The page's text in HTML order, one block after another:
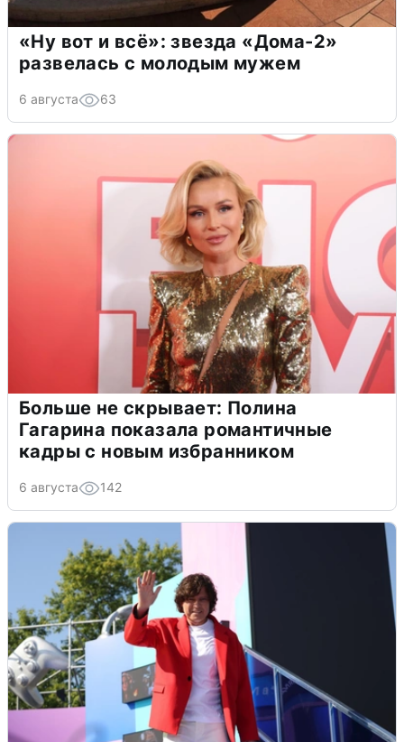
«Ну вот и всё»: звезда «Дома-2»
развелась с молодым мужем
6 августа 63
Больше не скрывает: Полина
Гагарина показала романтичные
кадры с новым избранником
6 августа 142